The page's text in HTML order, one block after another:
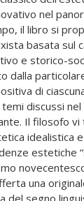
nel
il libro si
basata sul
e storico-
dalla
di
discussi
Il filosofo vi
idealistica
estetiche
una
del segno